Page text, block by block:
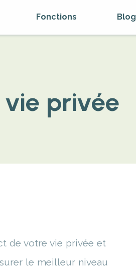
Fonctions Blog
privée
de votre vie privée et
le meilleur niveau